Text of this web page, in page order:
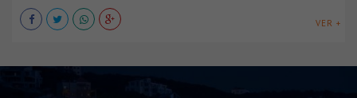
VER +